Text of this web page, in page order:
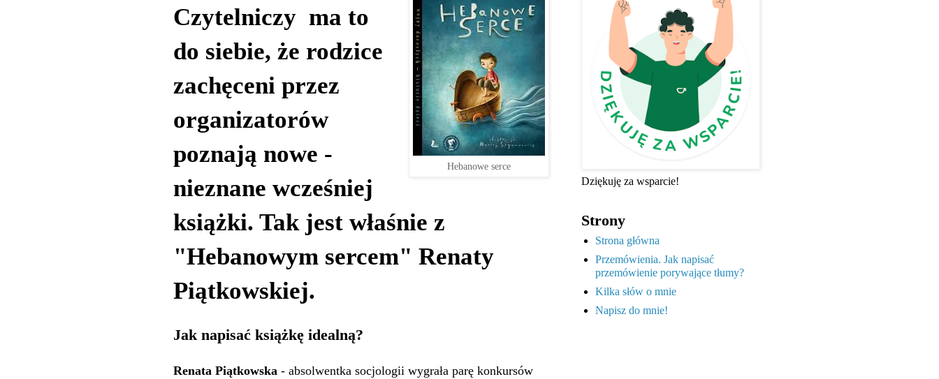
Hebanowe serce
Czytelniczy ma to
do siebie, że rodzice
zachęceni przez
organizatorów
poznają nowe -
nieznane wcześniej
książki. Tak jest właśnie z
"Hebanowym sercem" Renaty
Piątkowskiej.
Jak napisać książkę idealną?
Renata Piątkowska - absolwentka socjologii wygrała parę konkursów
Dziękuję za wsparcie!
Strony
Strona główna
Przemówienia. Jak napisać
przemówienie porywające tłumy?
Kilka słów o mnie
Napisz do mnie!